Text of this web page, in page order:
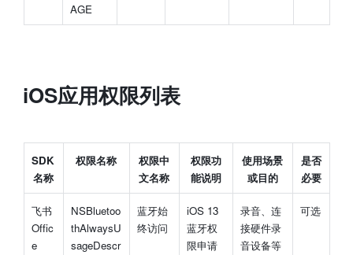
AGE
iOS应用权限列表
SDK
名称
权限名称
权限中
文名称
权限功
能说明
使用场景
或目的
是否
必要
飞书
Offic
e
NSBluetoo
thAlwaysU
sageDescr
蓝牙始
终访问
iOS 13
蓝牙权
限申请
录音、连
接硬件录
音设备等
可选